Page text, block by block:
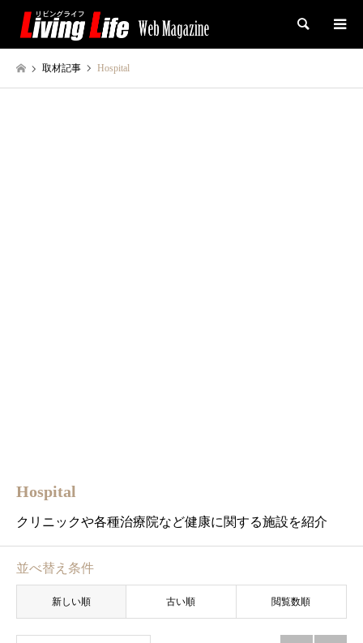
検索
取材記事 Hospital
Hospital
クリニックや各種治療院など健康に関する施設を紹介
並べ替え条件
新しい順 古い順 閲覧数順